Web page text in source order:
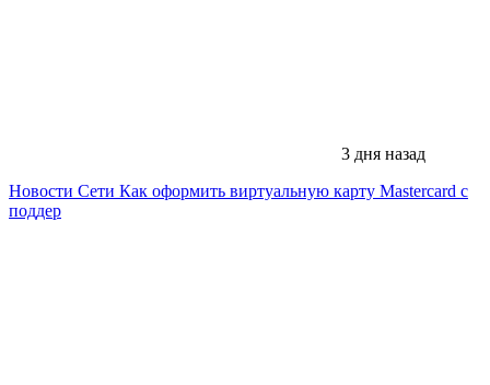
3 дня назад
Новости Сети Как оформить виртуальную карту Mastercard с
поддер